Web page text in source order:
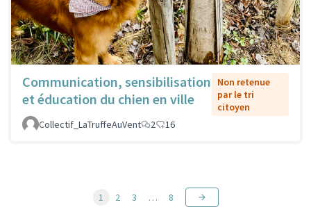
Communication, sensibilisation
et éducation du chien en ville
Non retenue
par le tri
citoyen
Collectif_LaTruffeAuVent
2 16
1 2 3 … 8